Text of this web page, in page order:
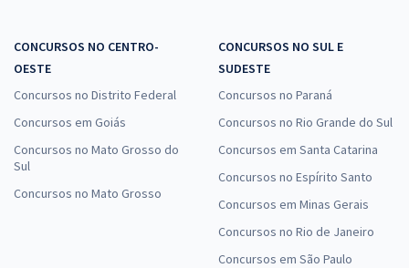
CONCURSOS NO CENTRO-
OESTE
Concursos no Distrito Federal
Concursos em Goiás
Concursos no Mato Grosso do
Sul
Concursos no Mato Grosso
CONCURSOS NO SUL E
SUDESTE
Concursos no Paraná
Concursos no Rio Grande do Sul
Concursos em Santa Catarina
Concursos no Espírito Santo
Concursos em Minas Gerais
Concursos no Rio de Janeiro
Concursos em São Paulo